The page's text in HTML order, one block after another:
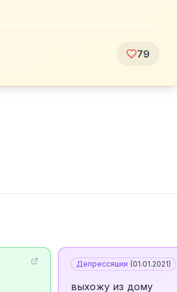
79
Депрессяшки (01.01.2021)
выхожу из дому